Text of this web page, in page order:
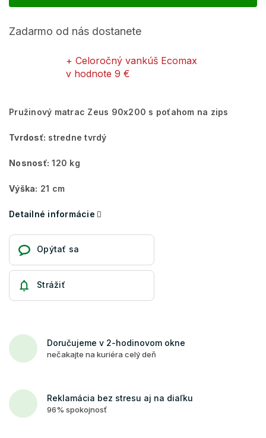
Zadarmo od nás dostanete
+ Celoročný vankúš Ecomax
v hodnote 9 €
Pružinový matrac Zeus 90x200 s poťahom na zips
Tvrdosť: stredne tvrdý
Nosnosť: 120 kg
Výška: 21 cm
Detailné informácie
Opýtať sa
Strážiť
Doručujeme v 2-hodinovom okne
nečakajte na kuriéra celý deň
Reklamácia bez stresu aj na diaľku
96% spokojnosť